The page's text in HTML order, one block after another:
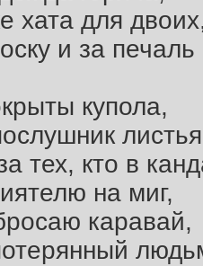
хата для
и за печаль
купола,
листья
тех, кто в
на миг,
каравай,